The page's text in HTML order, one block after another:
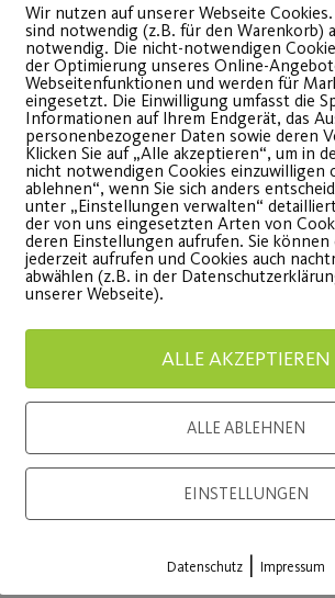
2026
Besucher
für die ganze
WEITERLESEN
Wir nutzen auf unserer Webseite
sind notwendig (z.B. für den Warenkorb)
notwendig. Die nicht-notwendigen
der Optimierung unseres Online-
Webseitenfunktionen und werden für
eingesetzt. Die Einwilligung umfasst die
Informationen auf Ihrem Endgerät, das
personenbezogener Daten sowie deren
Klicken Sie auf „Alle akzeptieren“, um in
nicht notwendigen Cookies einzuwilligen
ablehnen“, wenn Sie sich anders
unter „Einstellungen verwalten“
der von uns eingesetzten Arten von
deren Einstellungen aufrufen. Sie können
jederzeit aufrufen und Cookies auch
abwählen (z.B. in der
unserer Webseite).
ALLE AKZEPTIEREN
ALLE ABLEHNEN
EINSTELLUNGEN
Datenschutz | Impressum